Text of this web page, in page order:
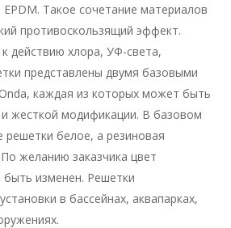
Такое сочетание материалов
противоскользящий эффект.
действию хлора, УФ-света,
представлены двумя базовыми
каждая из которых может быть
и жесткой модификации. В базовом
решетки белое, а резиновая
желанию заказчика цвет
изменен. Решетки
в бассейнах, аквапарках,